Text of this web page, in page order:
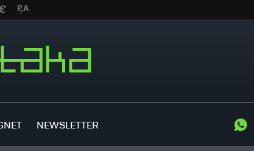
NEWSLETTER